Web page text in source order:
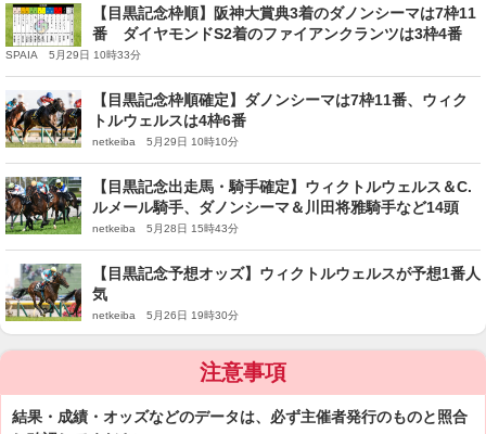
【目黒記念枠順】阪神大賞典3着のダノンシーマは7枠11
番 ダイヤモンドS2着のファイアンクランツは3枠4番
SPAIA 5月29日 10時33分
【目黒記念枠順確定】ダノンシーマは7枠11番、ウィク
トルウェルスは4枠6番
netkeiba 5月29日 10時10分
【目黒記念出走馬・騎手確定】ウィクトルウェルス＆C.
ルメール騎手、ダノンシーマ＆川田将雅騎手など14頭
netkeiba 5月28日 15時43分
【目黒記念予想オッズ】ウィクトルウェルスが予想1番人
気
netkeiba 5月26日 19時30分
注意事項
結果・成績・オッズなどのデータは、必ず主催者発行のものと照合